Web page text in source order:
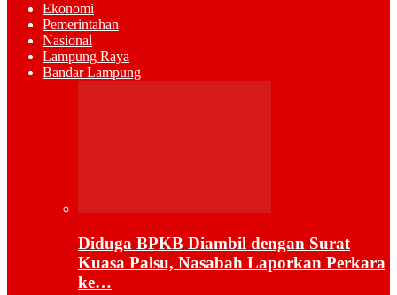
Ekonomi
Pemerintahan
Nasional
Lampung Raya
Bandar Lampung
Diduga BPKB Diambil dengan Surat
Kuasa Palsu, Nasabah Laporkan Perkara
ke…